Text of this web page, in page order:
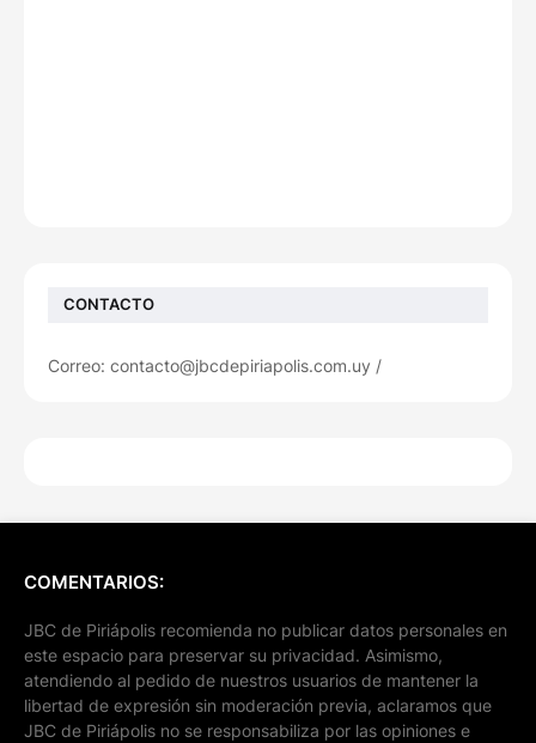
CONTACTO
Correo: contacto@jbcdepiriapolis.com.uy /
COMENTARIOS:
JBC de Piriápolis recomienda no publicar datos personales en
este espacio para preservar su privacidad. Asimismo,
atendiendo al pedido de nuestros usuarios de mantener la
libertad de expresión sin moderación previa, aclaramos que
JBC de Piriápolis no se responsabiliza por las opiniones e